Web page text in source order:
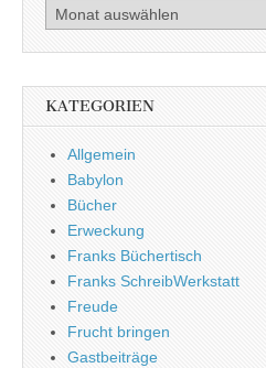
Archiv
KATEGORIEN
Allgemein
Babylon
Bücher
Erweckung
Franks Büchertisch
Franks SchreibWerkstatt
Freude
Frucht bringen
Gastbeiträge